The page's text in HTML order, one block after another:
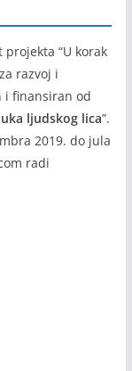
“U korak
razvoj i
i finansiran od
ljudskog lica”.
2019. do jula
radi